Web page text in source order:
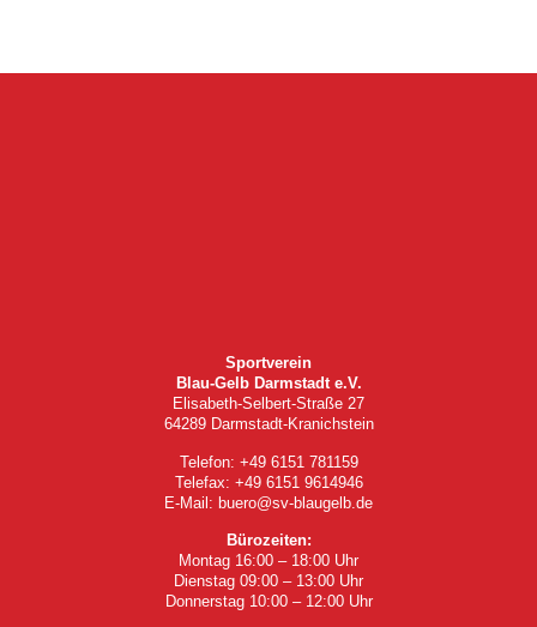
Sportverein
Blau-Gelb Darmstadt e.V.
Elisabeth-Selbert-Straße 27
64289 Darmstadt-Kranichstein
Telefon: +49 6151 781159
Telefax: +49 6151 9614946
E-Mail: buero@sv-blaugelb.de
Bürozeiten:
Montag 16:00 – 18:00 Uhr
Dienstag 09:00 – 13:00 Uhr
Donnerstag 10:00 – 12:00 Uhr